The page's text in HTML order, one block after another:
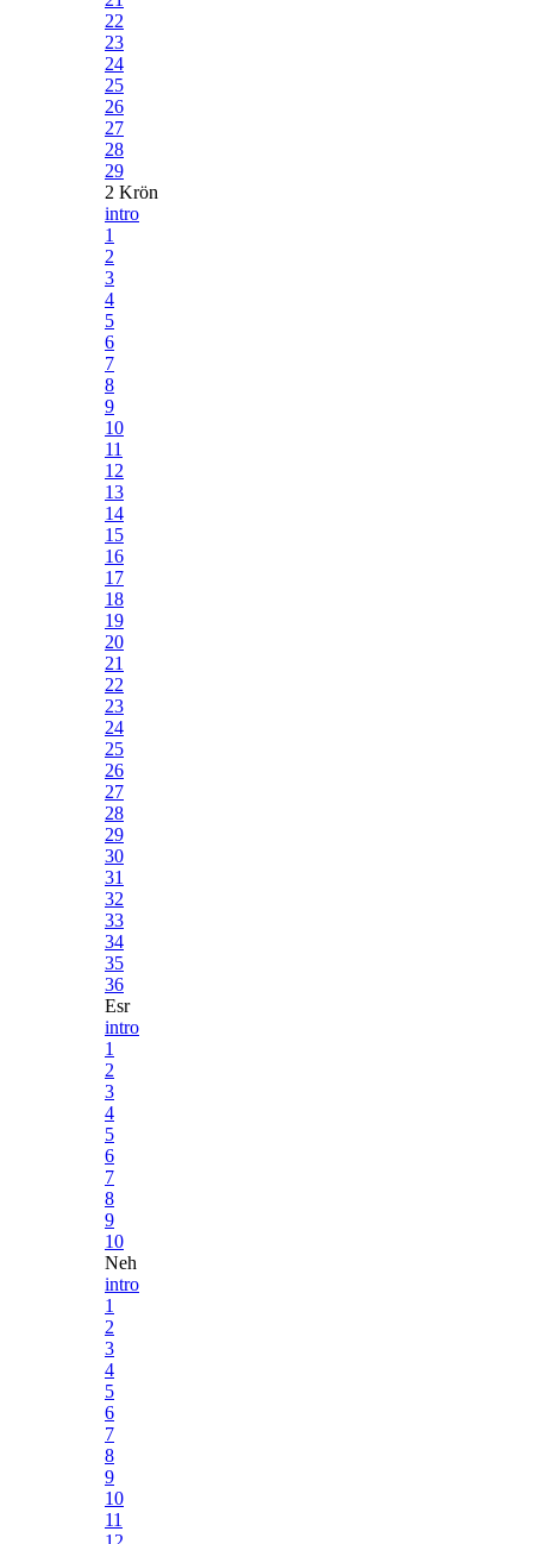
22
23
24
25
26
27
28
29
2 Krön
intro
1
2
3
4
5
6
7
8
9
10
11
12
13
14
15
16
17
18
19
20
21
22
23
24
25
26
27
28
29
30
31
32
33
34
35
36
Esr
intro
1
2
3
4
5
6
7
8
9
10
Neh
intro
1
2
3
4
5
6
7
8
9
10
11